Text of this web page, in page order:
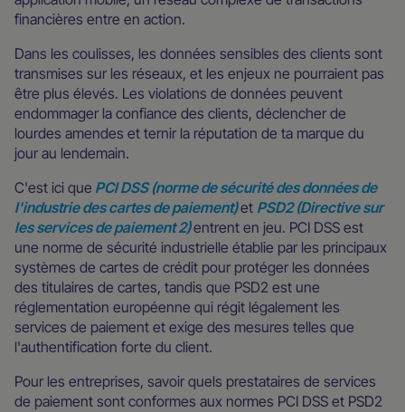
financières entre en action.
Dans les coulisses, les données sensibles des clients sont
transmises sur les réseaux, et les enjeux ne pourraient pas
être plus élevés. Les violations de données peuvent
endommager la confiance des clients, déclencher de
lourdes amendes et ternir la réputation de ta marque du
jour au lendemain.
C'est ici que PCI DSS (norme de sécurité des données de
l'industrie des cartes de paiement)et PSD2 (Directive sur
les services de paiement 2)entrent en jeu. PCI DSS est
une norme de sécurité industrielle établie par les principaux
systèmes de cartes de crédit pour protéger les données
des titulaires de cartes, tandis que PSD2 est une
réglementation européenne qui régit légalement les
services de paiement et exige des mesures telles que
l'authentification forte du client.
Pour les entreprises, savoir quels prestataires de services
de paiement sont conformes aux normes PCI DSS et PSD2